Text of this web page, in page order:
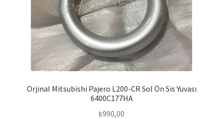
Orjinal Mitsubishi Pajero L200-CR Sol Ön Sis Yuvası
6400C177HA
₺990,00